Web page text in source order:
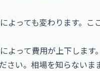
よっても変わります。こ
よって費用が上下しま
さい。相場を知らない